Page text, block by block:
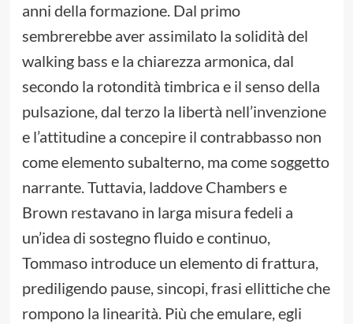
anni della formazione. Dal primo
sembrerebbe aver assimilato la solidità del
walking bass e la chiarezza armonica, dal
secondo la rotondità timbrica e il senso della
pulsazione, dal terzo la libertà nell’invenzione
e l’attitudine a concepire il contrabbasso non
come elemento subalterno, ma come soggetto
narrante. Tuttavia, laddove Chambers e
Brown restavano in larga misura fedeli a
un’idea di sostegno fluido e continuo,
Tommaso introduce un elemento di frattura,
prediligendo pause, sincopi, frasi ellittiche che
rompono la linearità. Più che emulare, egli